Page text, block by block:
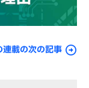
連載の次の記事